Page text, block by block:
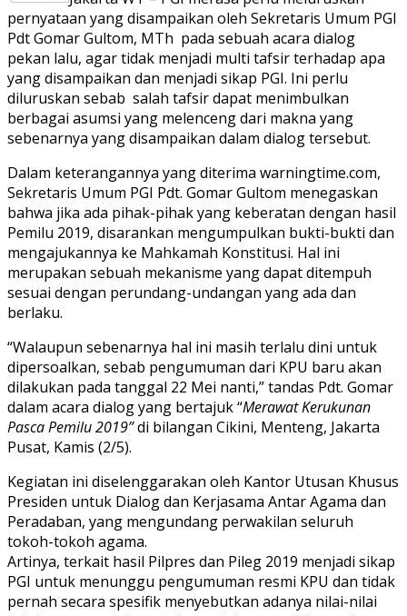
pernyataan yang disampaikan oleh Sekretaris Umum PGI
Pdt Gomar Gultom, MTh pada sebuah acara dialog
pekan lalu, agar tidak menjadi multi tafsir terhadap apa
yang disampaikan dan menjadi sikap PGI. Ini perlu
diluruskan sebab salah tafsir dapat menimbulkan
berbagai asumsi yang melenceng dari makna yang
sebenarnya yang disampaikan dalam dialog tersebut.
Dalam keterangannya yang diterima warningtime.com,
Sekretaris Umum PGI Pdt. Gomar Gultom menegaskan
bahwa jika ada pihak-pihak yang keberatan dengan hasil
Pemilu 2019, disarankan mengumpulkan bukti-bukti dan
mengajukannya ke Mahkamah Konstitusi. Hal ini
merupakan sebuah mekanisme yang dapat ditempuh
sesuai dengan perundang-undangan yang ada dan
berlaku.
“Walaupun sebenarnya hal ini masih terlalu dini untuk
dipersoalkan, sebab pengumuman dari KPU baru akan
dilakukan pada tanggal 22 Mei nanti,” tandas Pdt. Gomar
dalam acara dialog yang bertajuk “Merawat Kerukunan
Pasca Pemilu 2019”di bilangan Cikini, Menteng, Jakarta
Pusat, Kamis (2/5).
Kegiatan ini diselenggarakan oleh Kantor Utusan Khusus
Presiden untuk Dialog dan Kerjasama Antar Agama dan
Peradaban, yang mengundang perwakilan seluruh
tokoh-tokoh agama.
Artinya, terkait hasil Pilpres dan Pileg 2019 menjadi sikap
PGI untuk menunggu pengumuman resmi KPU dan tidak
pernah secara spesifik menyebutkan adanya nilai-nilai